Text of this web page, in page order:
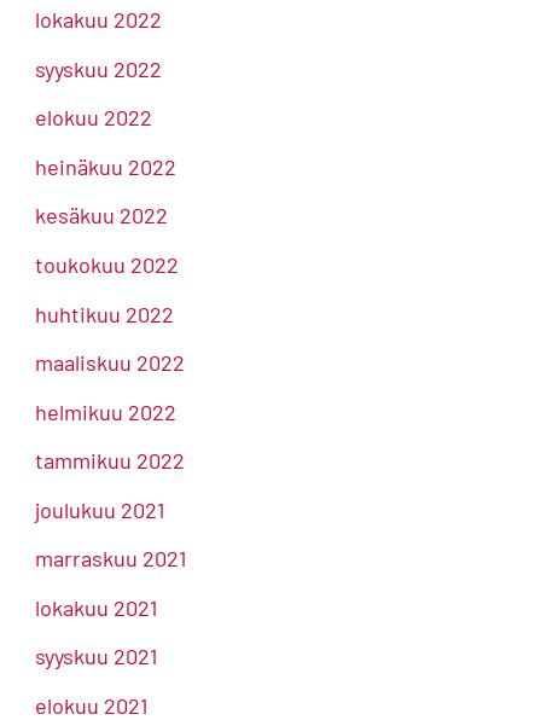
lokakuu 2022
syyskuu 2022
elokuu 2022
heinäkuu 2022
kesäkuu 2022
toukokuu 2022
huhtikuu 2022
maaliskuu 2022
helmikuu 2022
tammikuu 2022
joulukuu 2021
marraskuu 2021
lokakuu 2021
syyskuu 2021
elokuu 2021